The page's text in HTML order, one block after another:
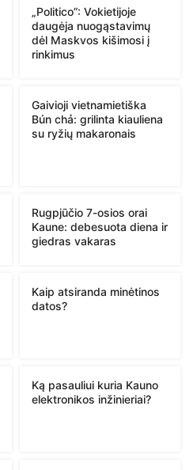
„Politico”: Vokietijoje
daugėja nuogąstavimų
dėl Maskvos kišimosi į
rinkimus
Gaivioji vietnamietiška
Bún chả: grilinta kiauliena
su ryžių makaronais
Rugpjūčio 7-osios orai
Kaune: debesuota diena ir
giedras vakaras
Kaip atsiranda minėtinos
datos?
Ką pasauliui kuria Kauno
elektronikos inžinieriai?